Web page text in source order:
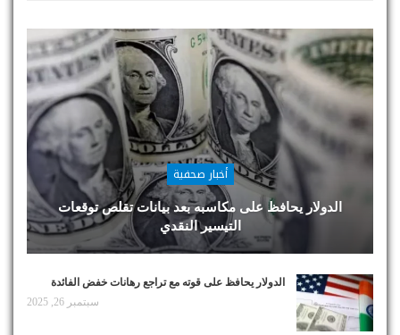
أخبار صحفية
الدولار يحافظ على مكاسبه بعد بيانات تقلص توقعات
التيسير النقدي
الدولار يحافظ على قوته مع تراجع رهانات خفض الفائدة
سبتمبر 26, 2025